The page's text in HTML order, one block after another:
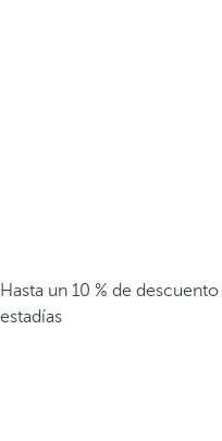
Hasta un 10 % de
estadías